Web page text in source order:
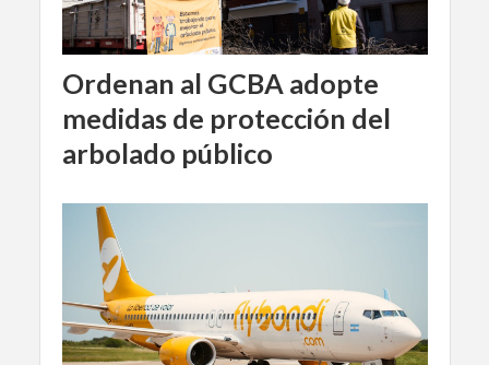
Ordenan al GCBA adopte
medidas de protección del
arbolado público